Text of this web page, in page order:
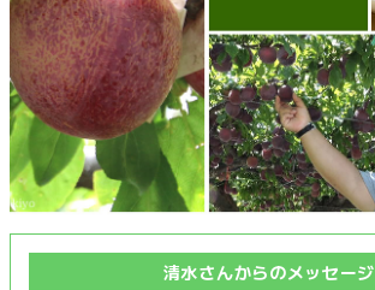
清水さんからのメッセージ